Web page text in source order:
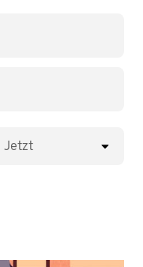
Jetzt